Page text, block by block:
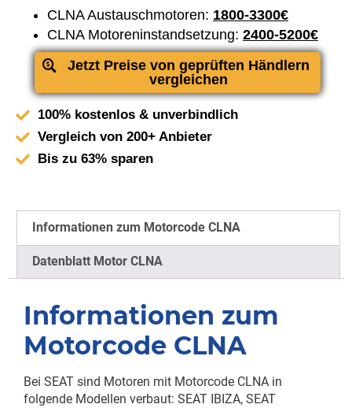
CLNA Austauschmotoren: 1800-3300€
CLNA Motoreninstandsetzung: 2400-5200€
Jetzt Preise von geprüften Händlern
vergleichen
100% kostenlos & unverbindlich
Vergleich von 200+ Anbieter
Bis zu 63% sparen
Informationen zum Motorcode CLNA
Datenblatt Motor CLNA
Informationen zum
Motorcode CLNA
Bei SEAT sind Motoren mit Motorcode CLNA in
folgende Modellen verbaut: SEAT IBIZA, SEAT